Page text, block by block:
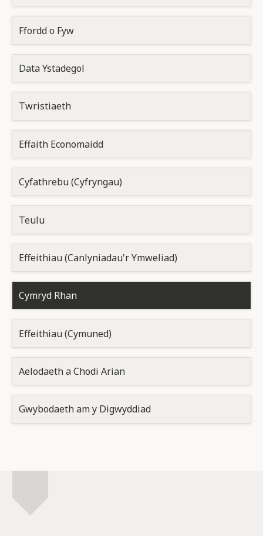
Ffordd o Fyw
Data Ystadegol
Twristiaeth
Effaith Economaidd
Cyfathrebu (Cyfryngau)
Teulu
Effeithiau (Canlyniadau'r Ymweliad)
Cymryd Rhan
Effeithiau (Cymuned)
Aelodaeth a Chodi Arian
Gwybodaeth am y Digwyddiad